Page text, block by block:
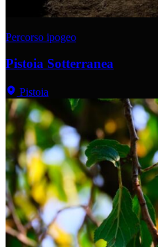
Percorso ipogeo
Pistoia Sotterranea
Pistoia